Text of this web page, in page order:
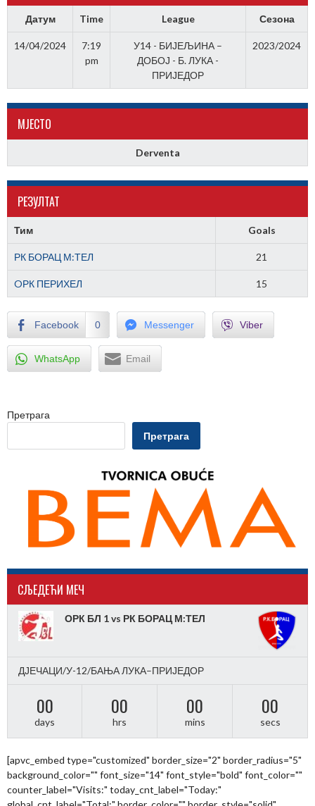
Датум Time League Сезона
14/04/2024
7:19
pm
У14 - БИЈЕЉИНА –
ДОБОЈ - Б. ЛУКА -
ПРИЈЕДОР
2023/2024
МJЕСТО
Derventa
РЕЗУЛТАТ
Тим Goals
РК БОРАЦ М:ТЕЛ 21
OРК ПЕРИХЕЛ 15
Facebook 0 Messenger Viber
WhatsApp Email
Претрага
Претрага
CЉЕДЕЋИ МЕЧ
ОРК БЛ 1 vs РК БОРАЦ М:ТЕЛ
ДЈЕЧАЦИ/У-12/БАЊА ЛУКА–ПРИЈЕДОР
00
days
00
hrs
00
mins
00
secs
[apvc_embed type="customized" border_size="2" border_radius="5"
background_color="" font_size="14" font_style="bold" font_color=""
counter_label="Visits:" today_cnt_label="Today:"